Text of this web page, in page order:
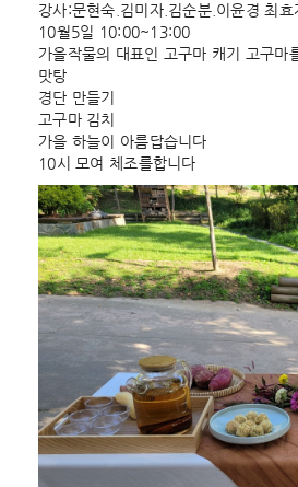
강사:문현숙.김미자.김순분.이윤경 최효
10월5일 10:00~13:00
가을작물의 대표인 고구마 캐기 고구마
맛탕
경단 만들기
고구마 김치
가을 하늘이 아름답습니다
10시 모여 체조를합니다